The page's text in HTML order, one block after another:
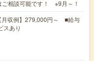
相談可能です！ ※9月～！
収例】279,000円～ ■給与
スあり